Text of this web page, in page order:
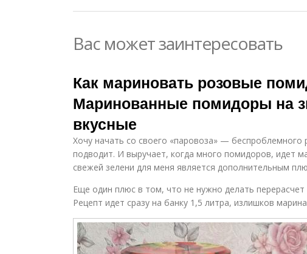
Вас может заинтересовать
Как мариновать розовые
Маринованные помидоры на
вкусные
Хочу начать со своего «паровоза» — беспроблемного
подводит. И выручает, когда много помидоров, идет
свежей зелени для меня является дополнительным
Еще один плюс в том, что не нужно делать перерасчет
Рецепт идет сразу на банку 1,5 литра, излишков